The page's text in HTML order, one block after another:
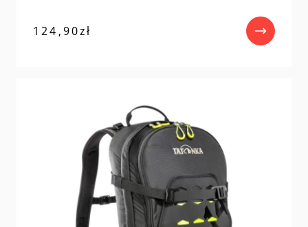
124,90zł